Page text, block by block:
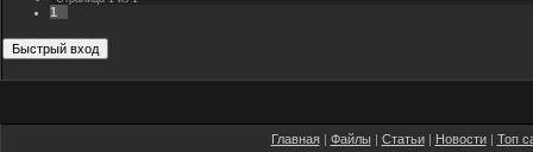
1
Главная| Файлы | Статьи| Новости| Топ